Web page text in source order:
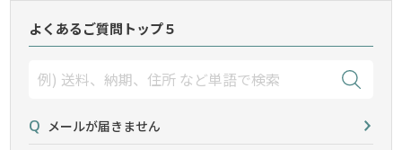
よくあるご質問トップ５
メールが届きません